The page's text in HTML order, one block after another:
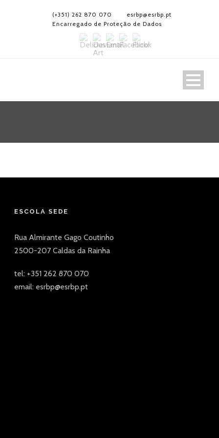
(+351) 262 870 070
esrbp@esrbp.pt
Encarregado de Proteção de Dados
ESCOLA SEDE
Rua Almirante Gago Coutinho
2500-207 Caldas da Rainha
tel: +351 262 870 070
email: esrbp@esrbp.pt